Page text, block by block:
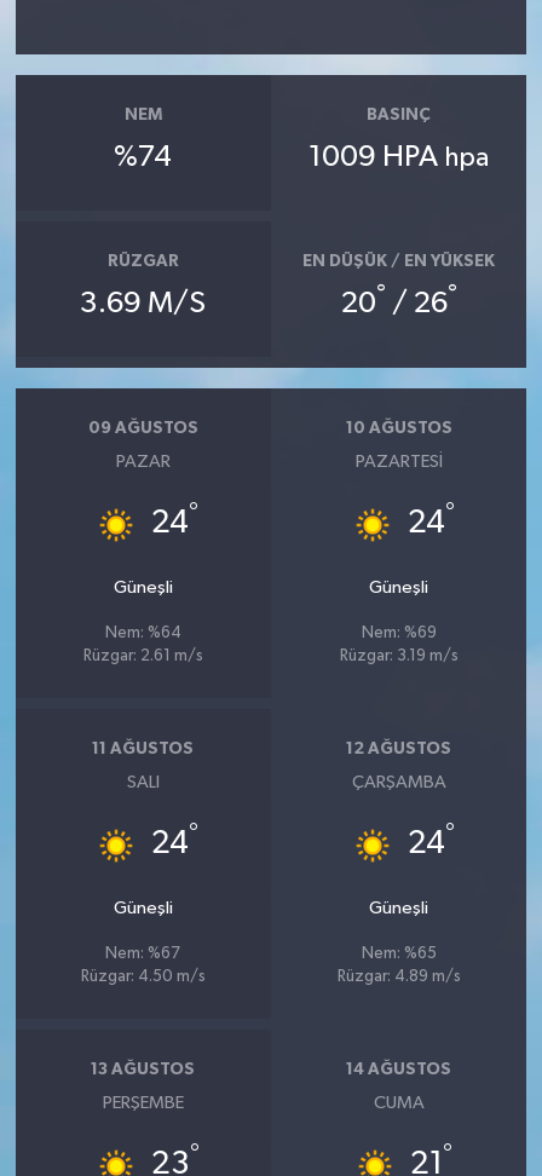
NEM
%74
BASINÇ
1009 HPA hpa
RÜZGAR
3.69 M/S
EN DÜŞÜK / EN YÜKSEK
20° / 26°
09 AĞUSTOS
PAZAR
24°
Güneşli
Nem: %64
Rüzgar: 2.61 m/s
10 AĞUSTOS
PAZARTESI
24°
Güneşli
Nem: %69
Rüzgar: 3.19 m/s
11 AĞUSTOS
SALI
24°
Güneşli
Nem: %67
Rüzgar: 4.50 m/s
12 AĞUSTOS
ÇARŞAMBA
24°
Güneşli
Nem: %65
Rüzgar: 4.89 m/s
13 AĞUSTOS
PERŞEMBE
23°
14 AĞUSTOS
CUMA
21 °